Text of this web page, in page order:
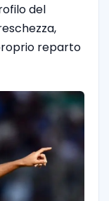
del
reparto